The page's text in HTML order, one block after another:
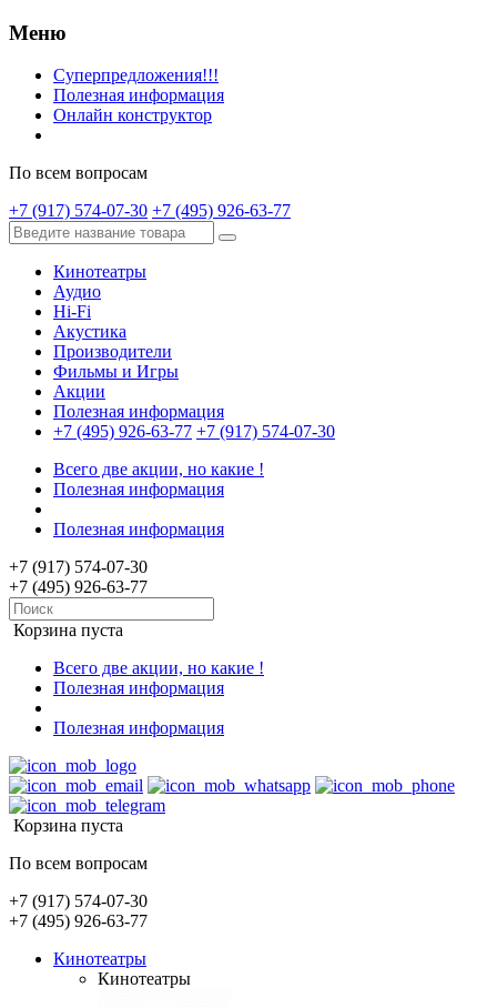
Меню
Суперпредложения!!!
Полезная информация
Онлайн конструктор
По всем вопросам
+7 (917) 574-07-30 +7 (495) 926-63-77
Кинотеатры
Аудио
Hi-Fi
Акустика
Производители
Фильмы и Игры
Акции
Полезная информация
+7 (495) 926-63-77 +7 (917) 574-07-30
Всего две акции, но какие !
Полезная информация
Полезная информация
+7 (917) 574-07-30
+7 (495) 926-63-77
Корзина пуста
Всего две акции, но какие !
Полезная информация
Полезная информация
Корзина пуста
По всем вопросам
+7 (917) 574-07-30
+7 (495) 926-63-77
Кинотеатры
Кинотеатры